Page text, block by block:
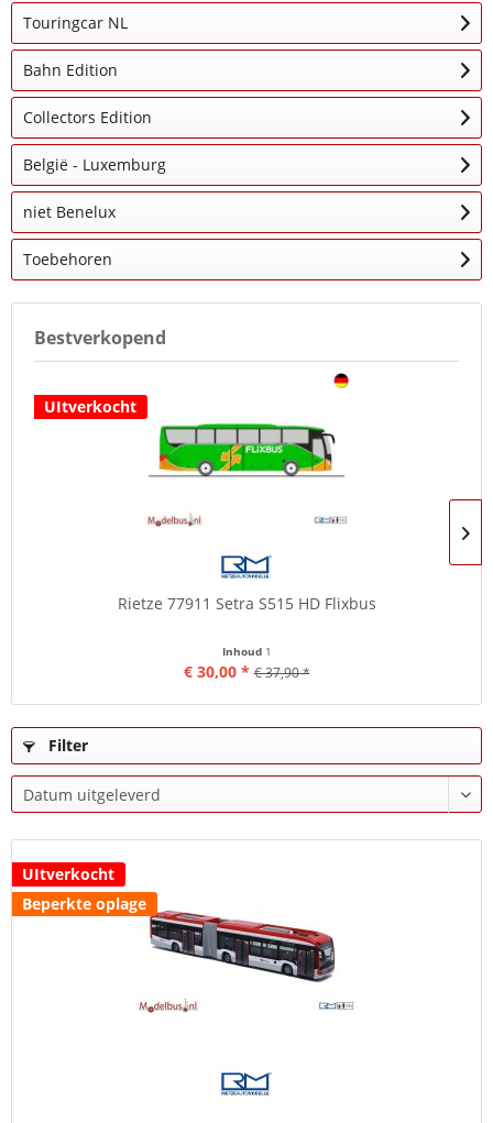
Touringcar NL
Bahn Edition
Collectors Edition
België - Luxemburg
niet Benelux
Toebehoren
Bestverkopend
UItverkocht
Rietze 77911 Setra S515 HD Flixbus
Inhoud 1
€ 30,00 * € 37,90 *
Filter
UItverkocht
Beperkte oplage